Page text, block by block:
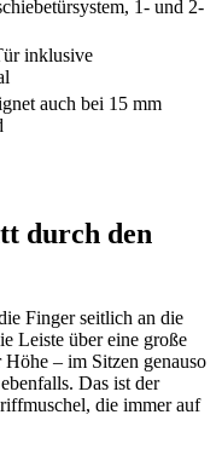
1- und 2-
inklusive
auch bei 15 mm
durch den
Finger seitlich an die
Leiste über eine große
– im Sitzen genauso
Das ist der
die immer auf